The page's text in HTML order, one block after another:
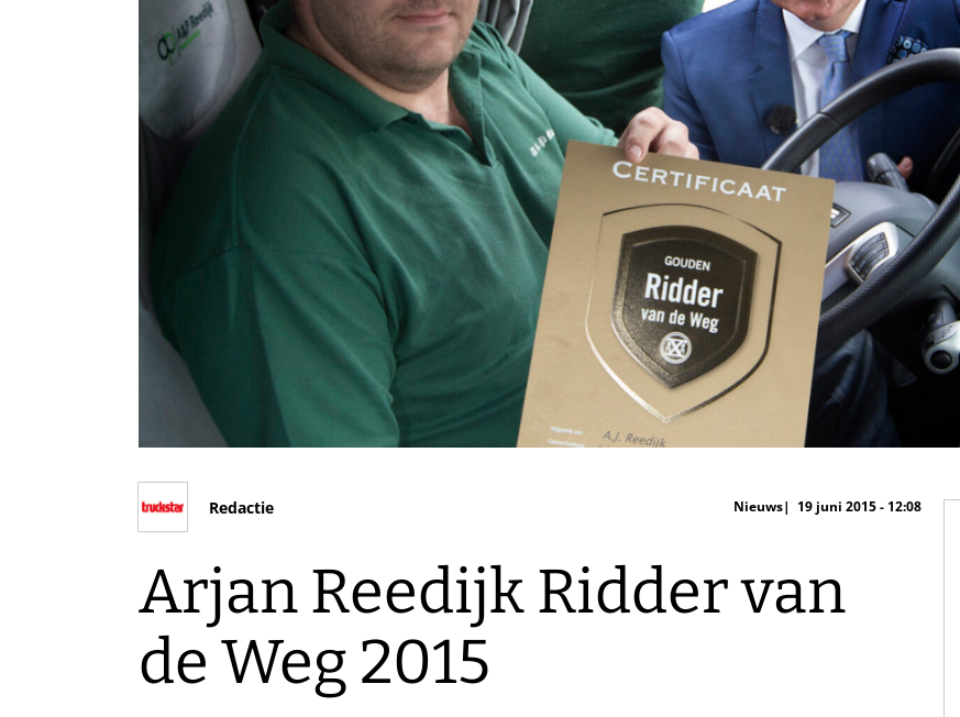
Redactie Nieuws 19 juni 2015 - 12:08
Arjan Reedijk Ridder van
de Weg 2015